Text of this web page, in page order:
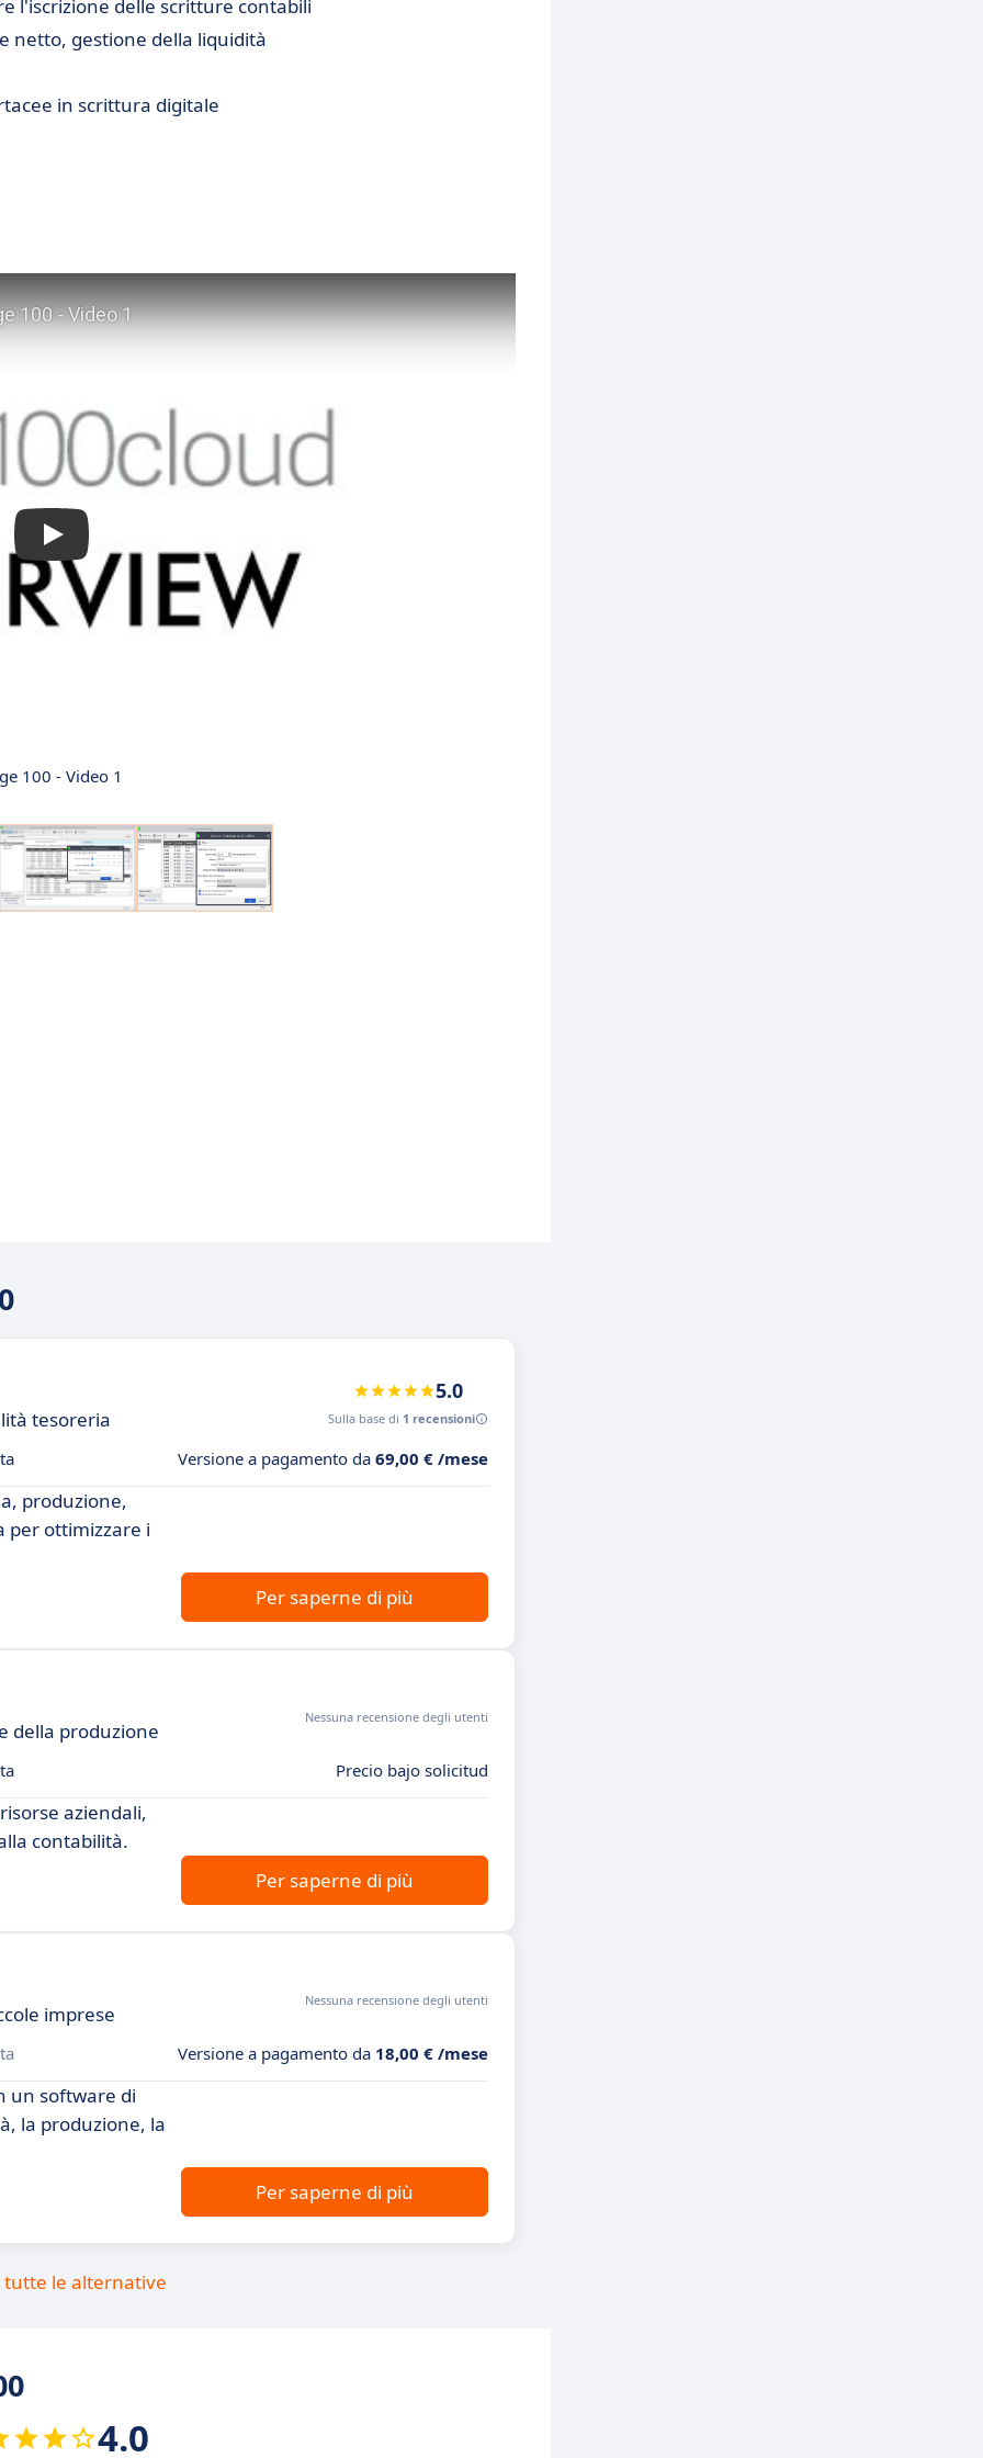
l'iscrizione delle scritture contabili
netto, gestione della liquidità
in scrittura digitale
100 - Video 1
tesoreria
5.0
Sulla base di 1 recensioni
Versione a pagamento da 69,00 € /mese
produzione,
per ottimizzare i
Per saperne di più
della produzione
Nessuna recensione degli utenti
Precio bajo solicitud
aziendali,
contabilità.
Per saperne di più
imprese
Nessuna recensione degli utenti
Versione a pagamento da 18,00 € /mese
un software di
la produzione, la
Per saperne di più
tutte le alternative
4.0